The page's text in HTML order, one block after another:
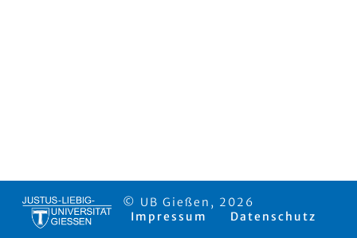
© UB Gießen, 2026
Impressum
Datenschutz